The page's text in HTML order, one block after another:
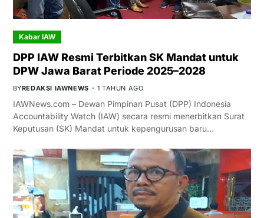
Kabar IAW
DPP IAW Resmi Terbitkan SK Mandat untuk
DPW Jawa Barat Periode 2025–2028
BYREDAKSI IAWNEWS 1 TAHUN AGO
IAWNews.com – Dewan Pimpinan Pusat (DPP) Indonesia
Accountability Watch (IAW) secara resmi menerbitkan Surat
Keputusan (SK) Mandat untuk kepengurusan baru…